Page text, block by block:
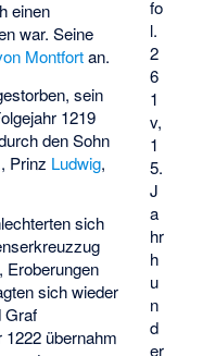
fo
l.
2
6
1
v,
1
5.
J
a
hr
h
u
n
d
er
einen
war. Seine
Montfortan.
sein
1219
den Sohn
, Prinz Ludwig,
sich
Eroberungen
sich wieder
Graf
übernahm